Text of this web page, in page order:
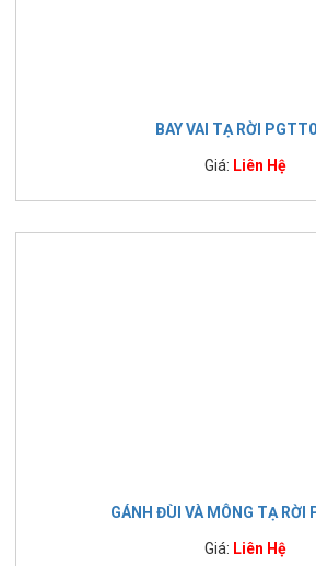
BAY VAI TẠ RỜI
Giá: Liên Hệ
GÁNH ĐÙI VÀ MÔNG TẠ RỜI
Giá: Liên Hệ